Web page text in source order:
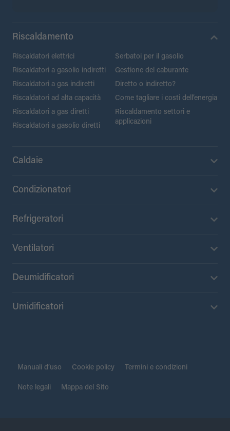
Riscaldamento
Riscaldatori elettrici
Riscaldatori a gasolio indiretti
Riscaldatori a gas indiretti
Riscaldatori ad alta capacità
Riscaldatori a gas diretti
Riscaldatori a gasolio diretti
Serbatoi per il gasolio
Gestione del caburante
Diretto o indiretto?
Come tagliare i costi dell’energia
Riscaldamento settori e
applicazioni
Caldaie
Condizionatori
Refrigeratori
Ventilatori
Deumidificatori
Umidificatori
Manuali d’uso Cookie policy Termini e condizioni
Note legali Mappa del Sito